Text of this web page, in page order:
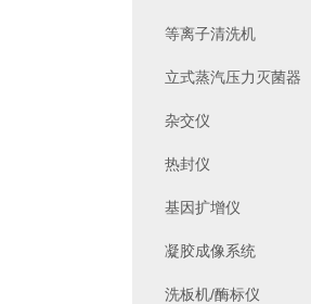
等离子清洗机
立式蒸汽压力灭菌器
杂交仪
热封仪
基因扩增仪
凝胶成像系统
洗板机/酶标仪